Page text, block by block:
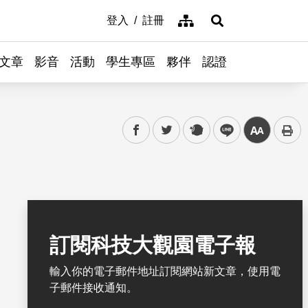
登入 註冊 網站導覽展開搜尋
章 影音 活動 學生專區 夥伴 認證
facebooktwitter plurk line 中
訂閱科技大觀園電子報
輸入你的電子郵件地址訂閱網站新文章，使用電
子郵件接收通知。